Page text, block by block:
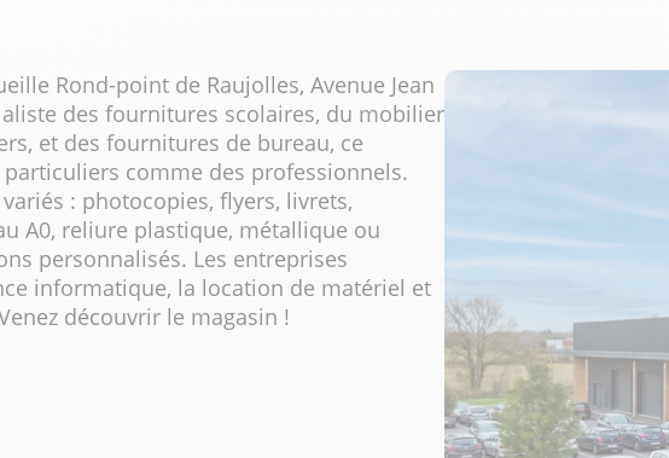
Rond-point de Raujolles, Avenue Jean
des fournitures scolaires, du mobilier
et des fournitures de bureau, ce
comme des professionnels.
: photocopies, flyers, livrets,
A0, reliure plastique, métallique ou
personnalisés. Les entreprises
informatique, la location de matériel et
découvrir le magasin !